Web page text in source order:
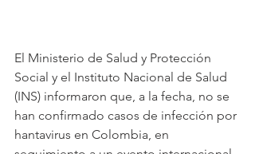
El Ministerio de Salud y Protección
Social y el Instituto Nacional de Salud
(INS) informaron que, a la fecha, no se
han confirmado casos de infección por
hantavirus en Colombia, en